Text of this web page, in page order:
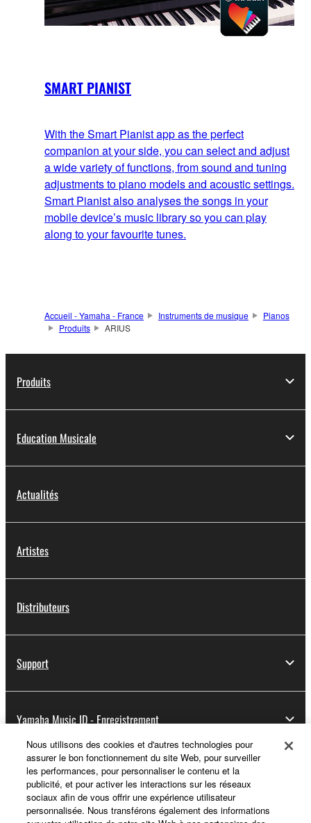
SMART PIANIST
With the Smart Pianist app as the perfect
companion at your side, you can select and adjust
a wide variety of functions, from sound and tuning
adjustments to piano models and acoustic settings.
Smart Pianist also analyses the songs in your
mobile device’s music library so you can play
along to your favourite tunes.
Accueil - Yamaha - France Instruments de musique
Pianos
Produits
ARIUS
Produits
Education Musicale
Actualités
Artistes
Distributeurs
Support
Yamaha Music ID - Enregistrement
A propos de Yamaha
Nous utilisons des cookies et d'autres technologies pour
assurer le bon fonctionnement du site Web, pour surveiller
les performances, pour personnaliser le contenu et la
publicité, et pour activer les interactions sur les réseaux
sociaux afin de vous offrir une expérience utilisateur
personnalisée. Nous transférons également des informations